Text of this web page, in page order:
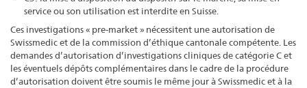
service ou son utilisation est interdite en Suisse.
Ces investigations « pre-market » nécessitent une autorisation de
Swissmedic et de la commission d’éthique cantonale compétente. Les
demandes d’autorisation d’investigations cliniques de catégorie C et
les éventuels dépôts complémentaires dans le cadre de la procédure
d’autorisation doivent être soumis le même jour à Swissmedic et à la